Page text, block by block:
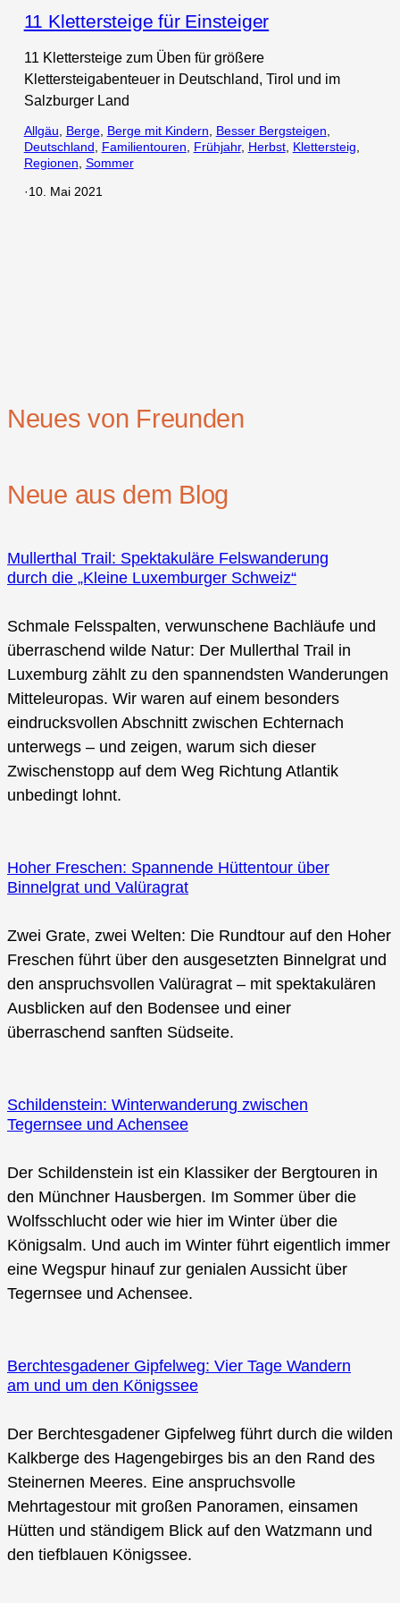
11 Klettersteige für Einsteiger
11 Klettersteige zum Üben für größere
Klettersteigabenteuer in Deutschland, Tirol und im
Salzburger Land
Allgäu Berge, Berge mit Kindern Besser Bergsteigen
Deutschland
Familientouren Frühjahr, Herbst, Klettersteig
Regionen Sommer
·10. Mai 2021
Neues von Freunden
Neue aus dem Blog
Mullerthal Trail: Spektakuläre Felswanderung
durch die „Kleine Luxemburger Schweiz“
Schmale Felsspalten, verwunschene Bachläufe und
überraschend wilde Natur: Der Mullerthal Trail in
Luxemburg zählt zu den spannendsten Wanderungen
Mitteleuropas. Wir waren auf einem besonders
eindrucksvollen Abschnitt zwischen Echternach
unterwegs – und zeigen, warum sich dieser
Zwischenstopp auf dem Weg Richtung Atlantik
unbedingt lohnt.
Hoher Freschen: Spannende Hüttentour über
Binnelgrat und Valüragrat
Zwei Grate, zwei Welten: Die Rundtour auf den Hoher
Freschen führt über den ausgesetzten Binnelgrat und
den anspruchsvollen Valüragrat – mit spektakulären
Ausblicken auf den Bodensee und einer
überraschend sanften Südseite.
Schildenstein: Winterwanderung zwischen
Tegernsee und Achensee
Der Schildenstein ist ein Klassiker der Bergtouren in
den Münchner Hausbergen. Im Sommer über die
Wolfsschlucht oder wie hier im Winter über die
Königsalm. Und auch im Winter führt eigentlich immer
eine Wegspur hinauf zur genialen Aussicht über
Tegernsee und Achensee.
Berchtesgadener Gipfelweg: Vier Tage Wandern
am und um den Königssee
Der Berchtesgadener Gipfelweg führt durch die wilden
Kalkberge des Hagengebirges bis an den Rand des
Steinernen Meeres. Eine anspruchsvolle
Mehrtagestour mit großen Panoramen, einsamen
Hütten und ständigem Blick auf den Watzmann und
den tiefblauen Königssee.